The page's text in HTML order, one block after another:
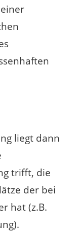
liegt dann
trifft, die
der bei
hat (z.B.